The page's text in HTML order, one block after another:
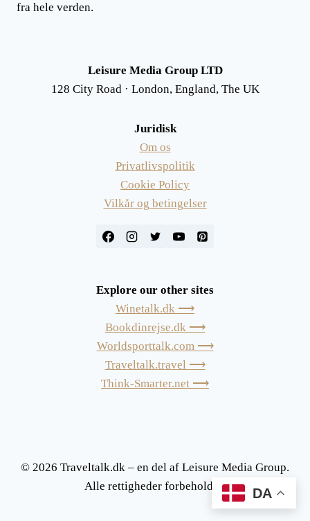
fra hele verden.
Leisure Media Group LTD
128 City Road · London, England, The UK
Juridisk
Om os
Privatlivspolitik
Cookie Policy
Vilkår og betingelser
Explore our other sites
Winetalk.dk ⟶
Bookdinrejse.dk ⟶
Worldsporttalk.com ⟶
Traveltalk.travel ⟶
Think-Smarter.net ⟶
© 2026 Traveltalk.dk – en del af Leisure Media Group.
Alle rettigheder forbeholdes.
DA